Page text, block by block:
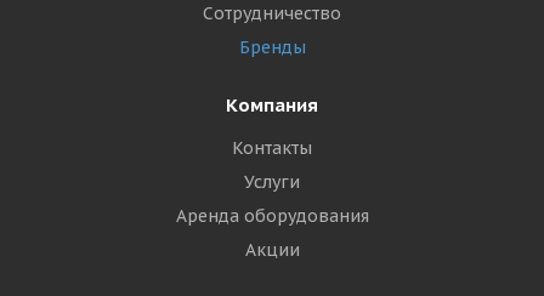
Сотрудничество
Бренды
Компания
Контакты
Услуги
Аренда оборудования
Акции